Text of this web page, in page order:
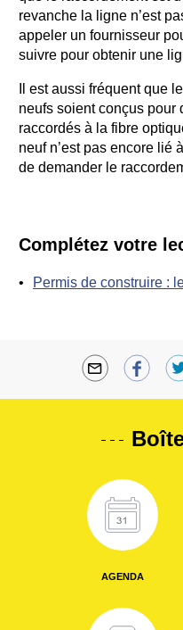
revanche la ligne n’est
appeler un fournisseur
suivre pour obtenir une
Il est aussi fréquent que
neufs soient conçus pour
raccordés à la fibre
neuf n’est pas encore lié
de demander le
Complétez votre
Permis de construire :
AGENDA